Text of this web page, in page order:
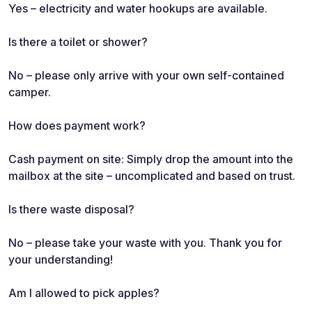
Yes – electricity and water hookups are available.
Is there a toilet or shower?
No – please only arrive with your own self-contained
camper.
How does payment work?
Cash payment on site: Simply drop the amount into the
mailbox at the site – uncomplicated and based on trust.
Is there waste disposal?
No – please take your waste with you. Thank you for
your understanding!
Am I allowed to pick apples?